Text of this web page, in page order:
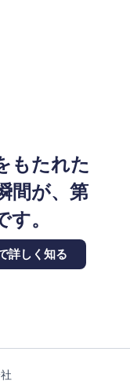
もたれた
間が、第
す。
詳しく知る